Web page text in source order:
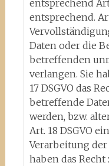
entsprechend
entsprechend.
Daten oder die
betreffenden
verlangen. Sie
17 DSGVO das
betreffende
werden, bzw.
Art. 18 DSGVO
Verarbeitung der
haben das Recht